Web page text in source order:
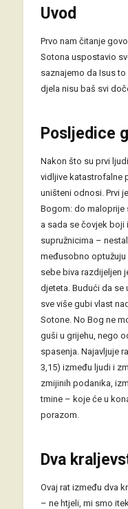
Uvod
Prvo nam čitanje
Sotona uspostavio
saznajemo da Isus
djela nisu baš svi
Posljedice
Nakon što su prvi
vidljive katastrofalne
uništeni odnosi. Prvi
Bogom: do maloprije
a sada se čovjek boji
supružnicima –
međusobno
sebe biva razdijeljen
djeteta. Budući da se
sve više gubi vlast
Sotone. No Bog ne
guši u grijehu, nego
spasenja. Najavljuje
3,15) između ljudi i
zmijinih podanika,
tmine – koje će u
porazom.
Dva
Ovaj rat između dva
– ne htjeli, mi smo